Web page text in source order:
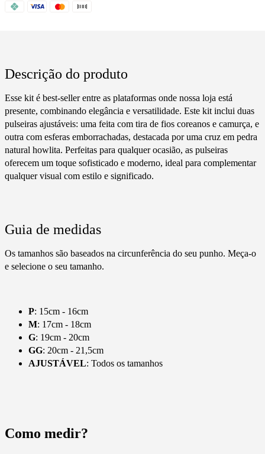
Descrição do produto
Esse kit é best-seller entre as plataformas onde nossa loja está
presente, combinando elegância e versatilidade. Este kit inclui duas
pulseiras ajustáveis: uma feita com tira de fios coreanos e camurça, e
outra com esferas emborrachadas, destacada por uma cruz em pedra
natural howlita. Perfeitas para qualquer ocasião, as pulseiras
oferecem um toque sofisticado e moderno, ideal para complementar
qualquer visual com estilo e significado.
Guia de medidas
Os tamanhos são baseados na circunferência do seu punho. Meça-o
e selecione o seu tamanho.
P: 15cm - 16cm
M: 17cm - 18cm
G: 19cm - 20cm
GG: 20cm - 21,5cm
AJUSTÁVEL: Todos os tamanhos
Como medir?